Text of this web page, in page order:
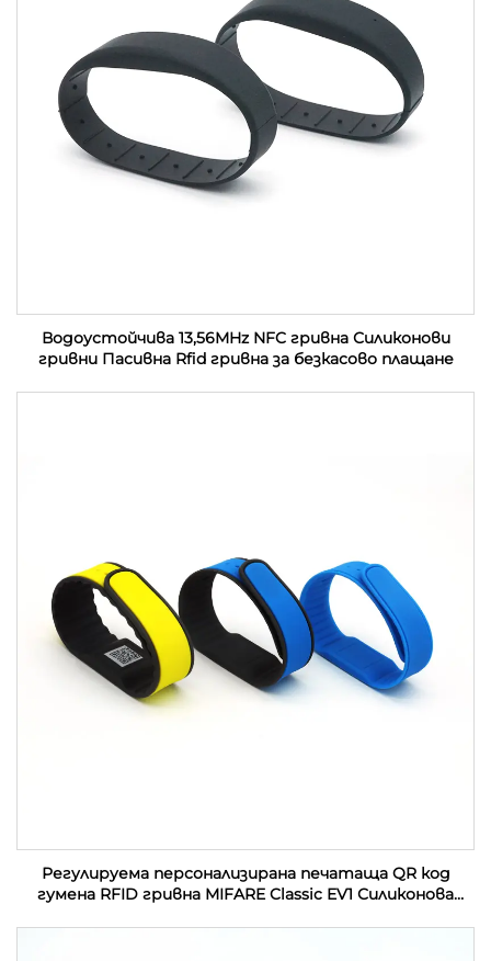
Водоустойчива 13,56MHz NFC гривна Силиконови
гривни Пасивна Rfid гривна за безкасово плащане
Регулируема персонализирана печатаща QR код
гумена RFID гривна MIFARE Classic EV1 Силиконова